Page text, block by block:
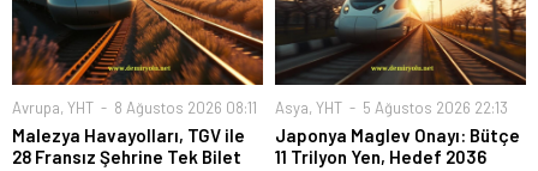
Avrupa, YHT 8 Ağustos 2026 08:11
Malezya Havayolları, TGV ile
28 Fransız Şehrine Tek Bilet
Asya, YHT 5 Ağustos 2026 22:13
Japonya Maglev Onayı: Bütçe
11 Trilyon Yen, Hedef 2036